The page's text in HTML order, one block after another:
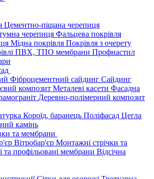
Цементно-піщана черепиця
черепиця Фальцева покрівля
Мідна покрівля Покрівля з очерету
ПВХ, ТПО мембрани Профнастил
Фіброцементний сайдинг Сайдинг
композит Металеві касети Фасадна
Деревно-полімерний композит
Короїд, баранець Поліфасад Цегла
камінь
та мембрани
Вітробар'єр Монтажні стрічки та
та профільовані мембрани Відсічна